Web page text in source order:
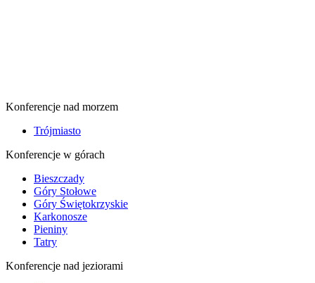
Konferencje nad morzem
Trójmiasto
Konferencje w górach
Bieszczady
Góry Stołowe
Góry Świętokrzyskie
Karkonosze
Pieniny
Tatry
Konferencje nad jeziorami